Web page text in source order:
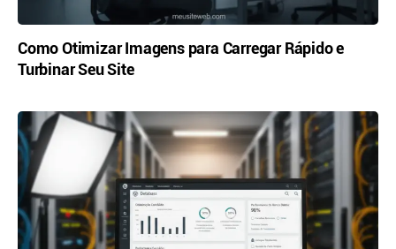
Como Otimizar Imagens para Carregar Rápido e
Turbinar Seu Site